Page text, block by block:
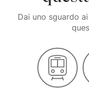
Dai uno sguardo